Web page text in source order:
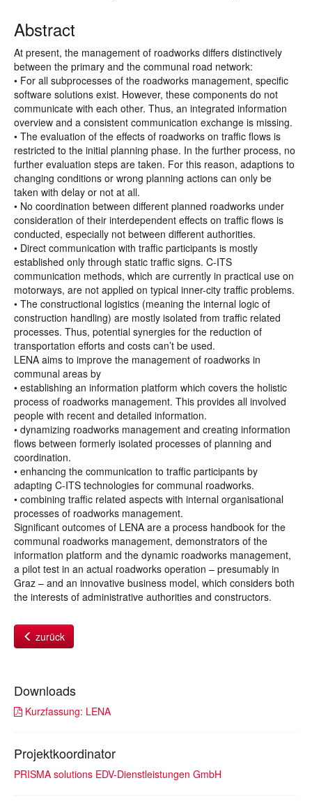
Abstract
At present, the management of roadworks differs distinctively
between the primary and the communal road network:
• For all subprocesses of the roadworks management, specific
software solutions exist. However, these components do not
communicate with each other. Thus, an integrated information
overview and a consistent communication exchange is missing.
• The evaluation of the effects of roadworks on traffic flows is
restricted to the initial planning phase. In the further process, no
further evaluation steps are taken. For this reason, adaptions to
changing conditions or wrong planning actions can only be
taken with delay or not at all.
• No coordination between different planned roadworks under
consideration of their interdependent effects on traffic flows is
conducted, especially not between different authorities.
• Direct communication with traffic participants is mostly
established only through static traffic signs. C-ITS
communication methods, which are currently in practical use on
motorways, are not applied on typical inner-city traffic problems.
• The constructional logistics (meaning the internal logic of
construction handling) are mostly isolated from traffic related
processes. Thus, potential synergies for the reduction of
transportation efforts and costs can’t be used.
LENA aims to improve the management of roadworks in
communal areas by
• establishing an information platform which covers the holistic
process of roadworks management. This provides all involved
people with recent and detailed information.
• dynamizing roadworks management and creating information
flows between formerly isolated processes of planning and
coordination.
• enhancing the communication to traffic participants by
adapting C-ITS technologies for communal roadworks.
• combining traffic related aspects with internal organisational
processes of roadworks management.
Significant outcomes of LENA are a process handbook for the
communal roadworks management, demonstrators of the
information platform and the dynamic roadworks management,
a pilot test in an actual roadworks operation – presumably in
Graz – and an innovative business model, which considers both
the interests of administrative authorities and constructors.
zurück
Downloads
Kurzfassung: LENA
Projektkoordinator
PRISMA solutions EDV-Dienstleistungen GmbH